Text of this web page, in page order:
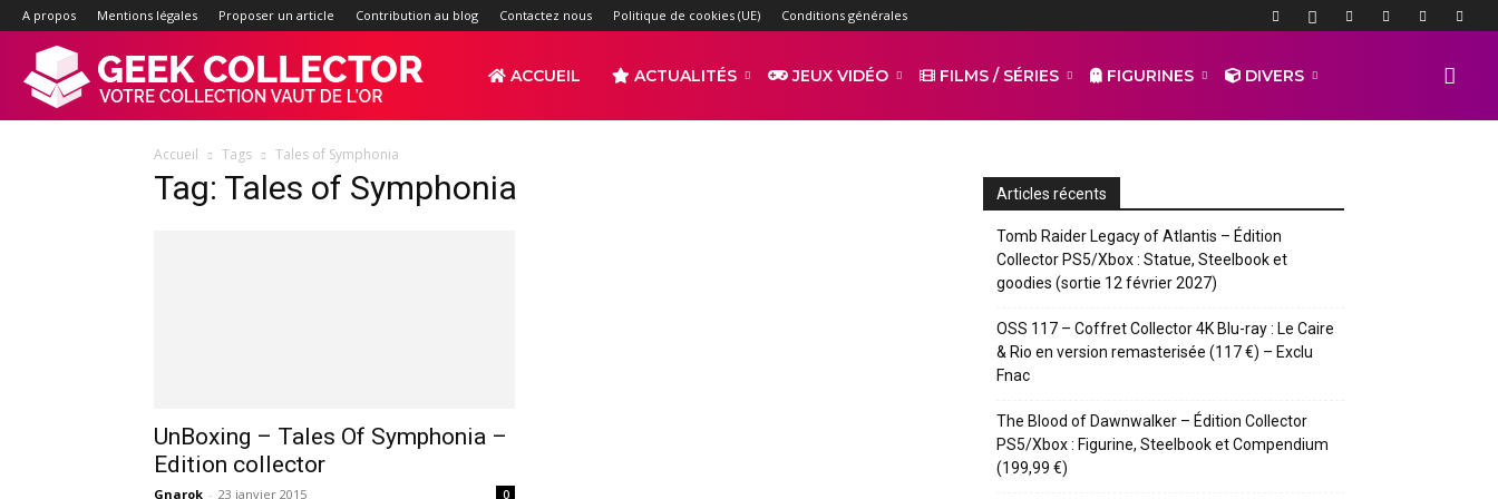
A propos Mentions légales Proposer un article Contribution au blog Contactez nous Politique de cookies (UE) Conditions générales
d'actualités
ACCUEIL ACTUALITÉS JEUX VIDÉO FILMS / SÉRIES FIGURINES DIVERS
Accueil Tags Tales of Symphonia
Tag: Tales of Symphonia
UnBoxing – Tales Of Symphonia –
Edition collector
Gnarok - 23 janvier 2015 0
Articles récents
Tomb Raider Legacy of Atlantis – Édition
Collector PS5/Xbox : Statue, Steelbook et
goodies (sortie 12 février 2027)
OSS 117 – Coffret Collector 4K Blu-ray : Le Caire
& Rio en version remasterisée (117 €) – Exclu
Fnac
The Blood of Dawnwalker – Édition Collector
PS5/Xbox : Figurine, Steelbook et Compendium
(199,99 €)